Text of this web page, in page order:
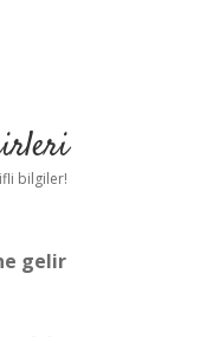
bilgiler!
gelir